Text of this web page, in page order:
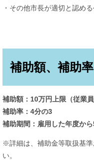
・その他市長が適切と認め
補助額、補助
補助額：10万円上限（従業員
補助率：4分の3
補助期間：雇用した年度か
※詳細は、補助金等取扱基
い。